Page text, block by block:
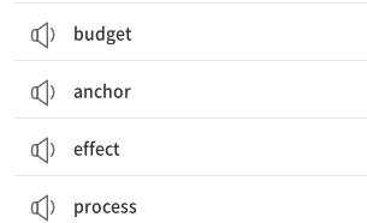
budget
anchor
effect
process